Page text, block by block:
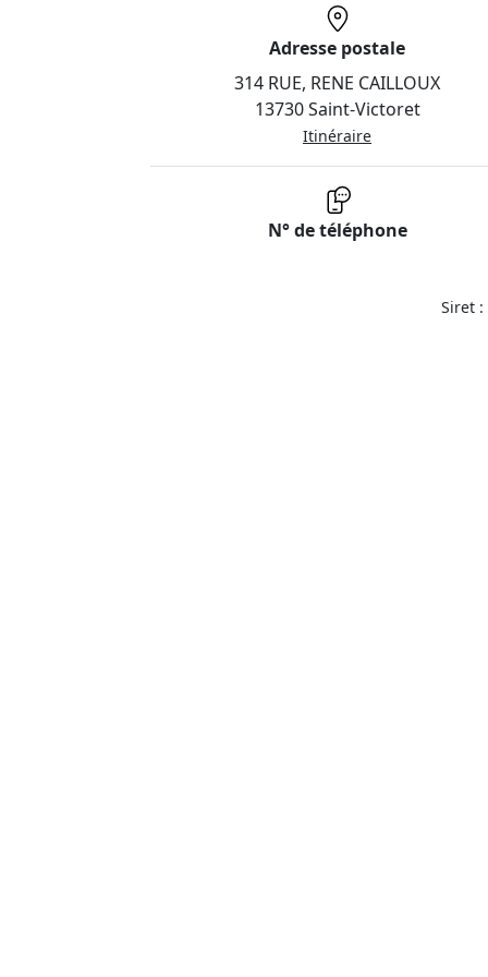
Adresse postale
314 RUE, RENE CAILLOUX
13730 Saint-Victoret
Itinéraire
N° de téléphone
Siret :